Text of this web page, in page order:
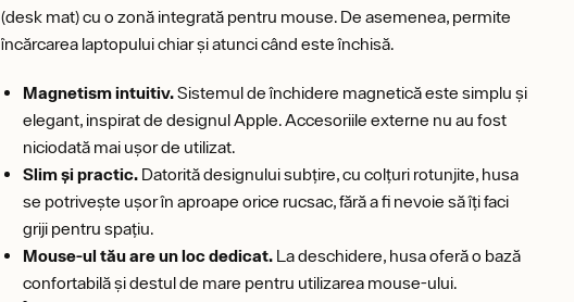
(desk mat) cu o zonă integrată pentru mouse. De asemenea, permite
încărcarea laptopului chiar și atunci când este închisă.
Magnetism intuitiv.Sistemul de închidere magnetică este simplu și
elegant, inspirat de designul Apple. Accesoriile externe nu au fost
niciodată mai ușor de utilizat.
Slim și practic. Datorită designului subțire, cu colțuri rotunjite, husa
se potrivește ușor în aproape orice rucsac, fără a fi nevoie să îți faci
griji pentru spațiu.
Mouse-ul tău are un loc dedicat. La deschidere, husa oferă o bază
confortabilă și destul de mare pentru utilizarea mouse-ului.